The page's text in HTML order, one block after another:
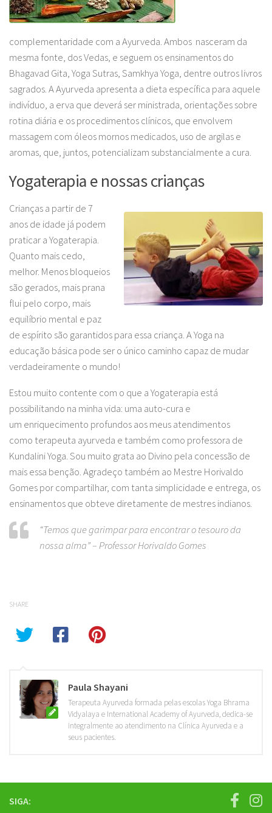
complementaridade com a Ayurveda. Ambos nasceram da
mesma fonte, dos Vedas, e seguem os ensinamentos do
Bhagavad Gita, Yoga Sutras, Samkhya Yoga, dentre outros livros
sagrados. A Ayurveda apresenta a dieta específica para aquele
indivíduo, a erva que deverá ser ministrada, orientações sobre
rotina diária e os procedimentos clínicos, que envolvem
massagem com óleos mornos medicados, uso de argilas e
aromas, que, juntos, potencializam substancialmente a cura.
Yogaterapia e nossas crianças
Crianças a partir de 7
anos de idade já podem
praticar a Yogaterapia.
Quanto mais cedo,
melhor. Menos bloqueios
são gerados, mais prana
flui pelo corpo, mais
equilíbrio mental e paz
de espírito são garantidos para essa criança. A Yoga na
educação básica pode ser o único caminho capaz de mudar
verdadeiramente o mundo!
Estou muito contente com o que a Yogaterapia está
possibilitando na minha vida: uma auto-cura e
um enriquecimento profundos aos meus atendimentos
como terapeuta ayurveda e também como professora de
Kundalini Yoga. Sou muito grata ao Divino pela concessão de
mais essa benção. Agradeço também ao Mestre Horivaldo
Gomes por compartilhar, com tanta simplicidade e entrega, os
ensinamentos que obteve diretamente de mestres indianos.
“Temos que garimpar para encontrar o tesouro da
nossa alma” – Professor Horivaldo Gomes
SHARE
Paula Shayani
Terapeuta Ayurveda formada pelas escolas Yoga Bhrama
Vidyalaya e International Academy of Ayurveda, dedica-se
integralmente ao atendimento na Clínica Ayurveda e a
seus pacientes.
SIGA: